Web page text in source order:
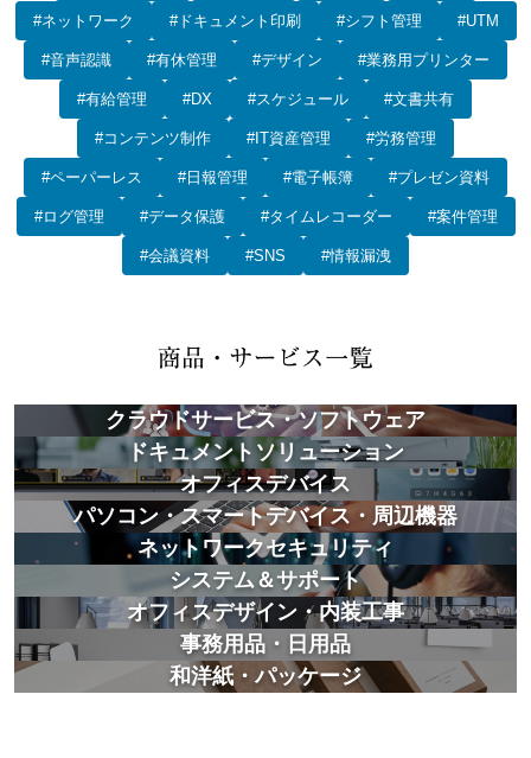
#ネットワーク #ドキュメント印刷 #シフト管理 #UTM
#音声認識 #有休管理 #デザイン #業務用プリンター
#有給管理 #DX #スケジュール #文書共有
#コンテンツ制作 #IT資産管理 #労務管理
#ペーパーレス #日報管理 #電子帳簿 #プレゼン資料
#ログ管理 #データ保護 #タイムレコーダー #案件管理
#会議資料 #SNS #情報漏洩
クラウドサービス・ソフトウェア
ドキュメントソリューション
オフィスデバイス
パソコン・スマートデバイス・周辺機器
ネットワークセキュリティ
システム＆サポート
オフィスデザイン・内装工事
事務用品・日用品
和洋紙・パッケージ